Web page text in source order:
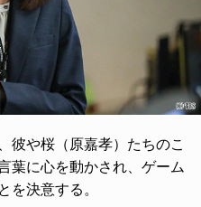
彼や桜（原嘉孝）たちのこ
葉に心を動かされ、ゲーム
を決意する。